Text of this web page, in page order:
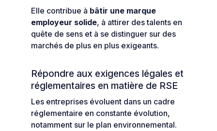
Elle contribue à bâtir une marque
employeur solide, à attirer des talents en
quête de sens et à se distinguer sur des
marchés de plus en plus exigeants.
Répondre aux exigences légales et
réglementaires en matière de RSE
Les entreprises évoluent dans un cadre
réglementaire en constante évolution,
notamment sur le plan environnemental.